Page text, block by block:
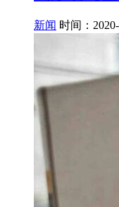
新闻 时间：